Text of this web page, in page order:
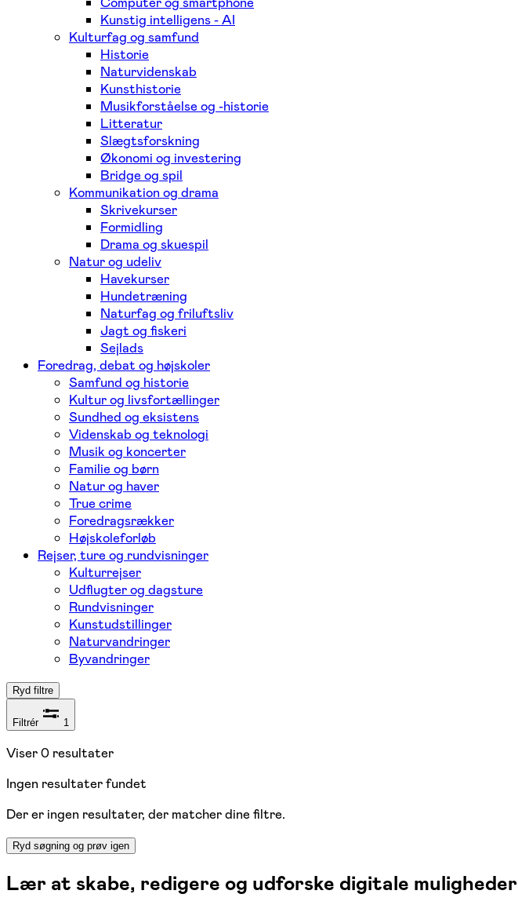
Kunstig intelligens - AI
Kulturfag og samfund
Historie
Naturvidenskab
Kunsthistorie
Musikforståelse og -historie
Litteratur
Slægtsforskning
Økonomi og investering
Bridge og spil
Kommunikation og drama
Skrivekurser
Formidling
Drama og skuespil
Natur og udeliv
Havekurser
Hundetræning
Naturfag og friluftsliv
Jagt og fiskeri
Sejlads
Foredrag, debat og højskoler
Samfund og historie
Kultur og livsfortællinger
Sundhed og eksistens
Videnskab og teknologi
Musik og koncerter
Familie og børn
Natur og haver
True crime
Foredragsrækker
Højskoleforløb
Rejser, ture og rundvisninger
Kulturrejser
Udflugter og dagsture
Rundvisninger
Kunstudstillinger
Naturvandringer
Byvandringer
Ryd filtre
Filtrér 1
Viser0 resultater
Ingen resultater fundet
Der er ingen resultater, der matcher dine filtre.
Ryd søgning og prøv igen
Lær at skabe, redigere og udforske digitale muligheder